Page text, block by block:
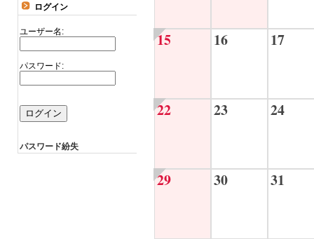
ログイン
ユーザー名:
パスワード:
パスワード紛失
15 16 17
22 23 24
29 30 31